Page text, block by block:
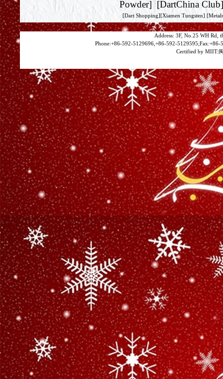
Powder] [DartChina Club
[Dart Shopping][Xiamen Tungsten]
Address: 3F, No.25 WH Rd,
Phone:+86-592-5129696,+86-592-
Certified by MIIT: